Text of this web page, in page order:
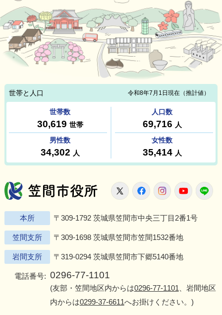
笠間市役所
X FacebookInstagram
本所 〒309-1792 茨城県笠間市中央三丁目2番1号
笠間支所 〒309-1698 茨城県笠間市笠間1532番地
岩間支所 〒319-0294 茨城県笠間市下郷5140番地
電話番号: 0296-77-1101
(友部・笠間地区内からは0296-77-1101 、岩間地区
内からは0299-37-6611へお掛けください。)